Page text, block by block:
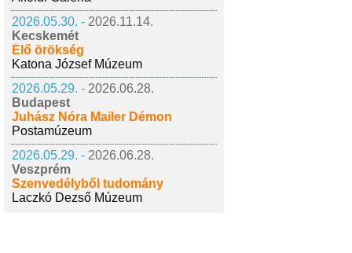
2026.05.30. - 2026.11.14.
Kecskemét
Élő örökség
Katona József Múzeum
2026.05.29. - 2026.06.28.
Budapest
Juhász Nóra Mailer Démon
Postamúzeum
2026.05.29. - 2026.06.28.
Veszprém
Szenvedélyből tudomány
Laczkó Dezső Múzeum